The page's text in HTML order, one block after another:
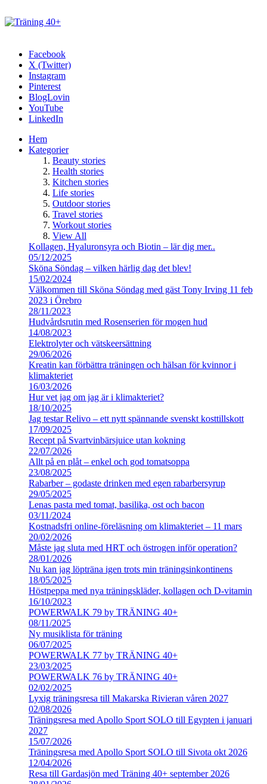
Facebook
X (Twitter)
Instagram
Pinterest
BlogLovin
YouTube
LinkedIn
Hem
Kategorier
Beauty stories
Health stories
Kitchen stories
Life stories
Outdoor stories
Travel stories
Workout stories
View All
Kollagen, Hyaluronsyra och Biotin – lär dig mer..
05/12/2025
Sköna Söndag – vilken härlig dag det blev!
15/02/2024
Välkommen till Sköna Söndag med gäst Tony Irving 11 feb
2023 i Örebro
28/11/2023
Hudvårdsrutin med Rosenserien för mogen hud
14/08/2023
Elektrolyter och vätskeersättning
29/06/2026
Kreatin kan förbättra träningen och hälsan för kvinnor i
klimakteriet
16/03/2026
Hur vet jag om jag är i klimakteriet?
18/10/2025
Jag testar Relivo – ett nytt spännande svenskt kosttillskott
17/09/2025
Recept på Svartvinbärsjuice utan kokning
22/07/2026
Allt på en plåt – enkel och god tomatsoppa
23/08/2025
Rabarber – godaste drinken med egen rabarbersyrup
29/05/2025
Lenas pasta med tomat, basilika, ost och bacon
03/11/2024
Kostnadsfri online-föreläsning om klimakteriet – 11 mars
20/02/2026
Måste jag sluta med HRT och östrogen inför operation?
28/01/2026
Nu kan jag löpträna igen trots min träningsinkontinens
18/05/2025
Höstpeppa med nya träningskläder, kollagen och D-vitamin
16/10/2023
POWERWALK 79 by TRÄNING 40+
08/11/2025
Ny musiklista för träning
06/07/2025
POWERWALK 77 by TRÄNING 40+
23/03/2025
POWERWALK 76 by TRÄNING 40+
02/02/2025
Lyxig träningsresa till Makarska Rivieran våren 2027
02/08/2026
Träningsresa med Apollo Sport SOLO till Egypten i januari
2027
15/07/2026
Träningsresa med Apollo Sport SOLO till Sivota okt 2026
12/04/2026
Resa till Gardasjön med Träning 40+ september 2026